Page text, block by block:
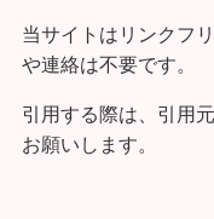
当サイトはリンクフ
や連絡は不要です。
引用する際は、引用
お願いします。